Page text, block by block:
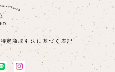
特定商取引法に基づく表記